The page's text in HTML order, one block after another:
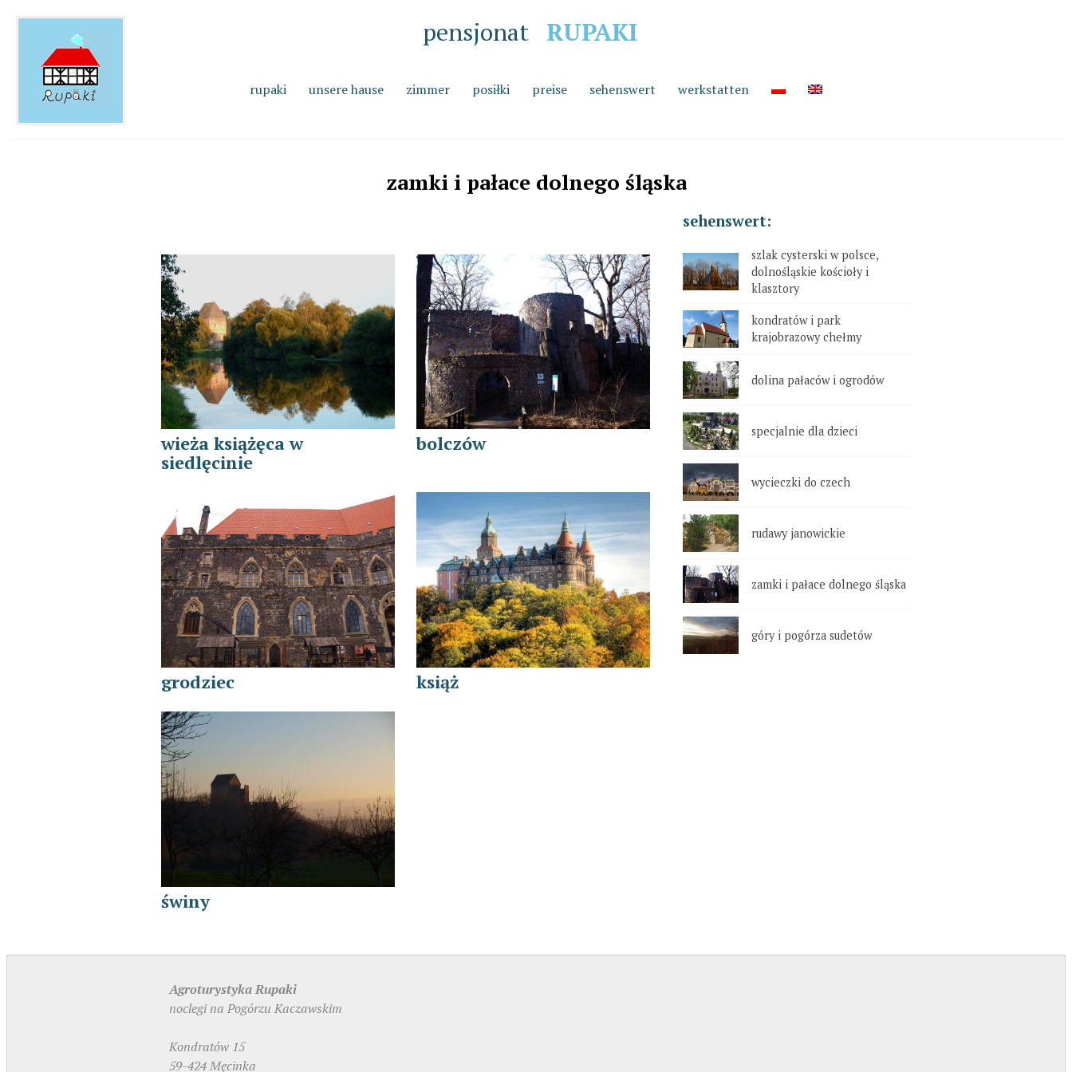
pensjonat RUPAKI
rupaki unsere hause zimmer posiłki preise sehenswert werkstatten
zamki i pałace dolnego śląska
wieża książęca w
siedlęcinie
bolczów
grodziec książ
świny
sehenswert:
szlak cysterski w polsce,
dolnośląskie kościoły i
klasztory
kondratów i park
krajobrazowy chełmy
dolina pałaców i ogrodów
specjalnie dla dzieci
wycieczki do czech
rudawy janowickie
zamki i pałace dolnego śląska
góry i pogórza sudetów
Agroturystyka Rupaki
noclegi na Pogórzu Kaczawskim
Kondratów 15
59-424 Męcinka